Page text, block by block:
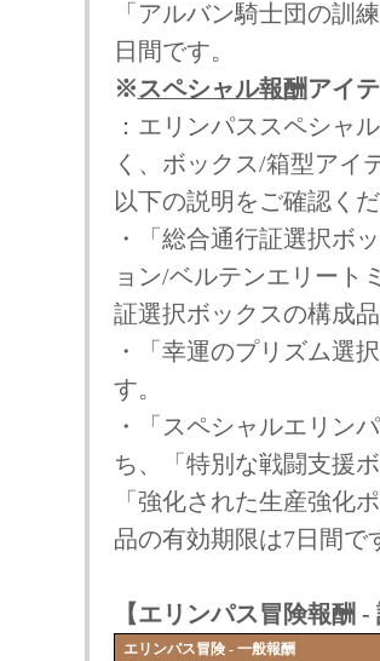
「アルバン騎士団の訓
日間です。
※スペシャル報酬アイ
：エリンパススペシャ
く、ボックス/箱型アイ
以下の説明をご確認く
・「総合通行証選択ボ
ョン/ベルテンエリート
証選択ボックスの構成
・「幸運のプリズム選
す。
・「スペシャルエリン
ち、「特別な戦闘支援
「強化された生産強化
品の有効期限は7日間で
【エリンパス冒険報酬
エリンパス冒険 - 一般報酬